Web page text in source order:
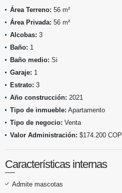
Área Terreno: 56 m²
Área Privada: 56 m²
Alcobas: 3
Baño: 1
Baño medio: Si
Garaje: 1
Estrato: 3
Año construcción: 2021
Tipo de inmueble: Apartamento
Tipo de negocio: Venta
Valor Administración: $174.200 COP
Características internas
Admite mascotas